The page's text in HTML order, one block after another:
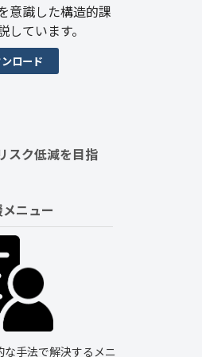
意識した構造的課
ています。
ロード
スク低減を目指
ニュー
手法で解決するメニ